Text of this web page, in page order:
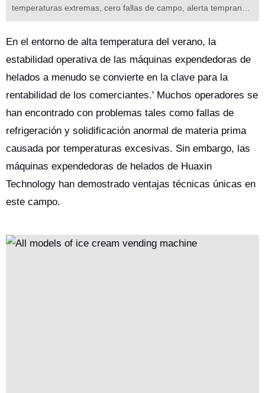
temperaturas extremas, cero fallas de campo, alerta temprana
inteligente, 30% más eficiencia, adecuado para escenarios de
alta temperatura.
En el entorno de alta temperatura del verano, la
estabilidad operativa de las máquinas expendedoras de
helados a menudo se convierte en la clave para la
rentabilidad de los comerciantes.' Muchos operadores se
han encontrado con problemas tales como fallas de
refrigeración y solidificación anormal de materia prima
causada por temperaturas excesivas. Sin embargo, las
máquinas expendedoras de helados de Huaxin
Technology han demostrado ventajas técnicas únicas en
este campo.